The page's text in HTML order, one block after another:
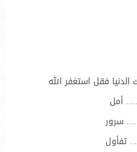
فقل استغفر الله
أمل
سرور
تفأول